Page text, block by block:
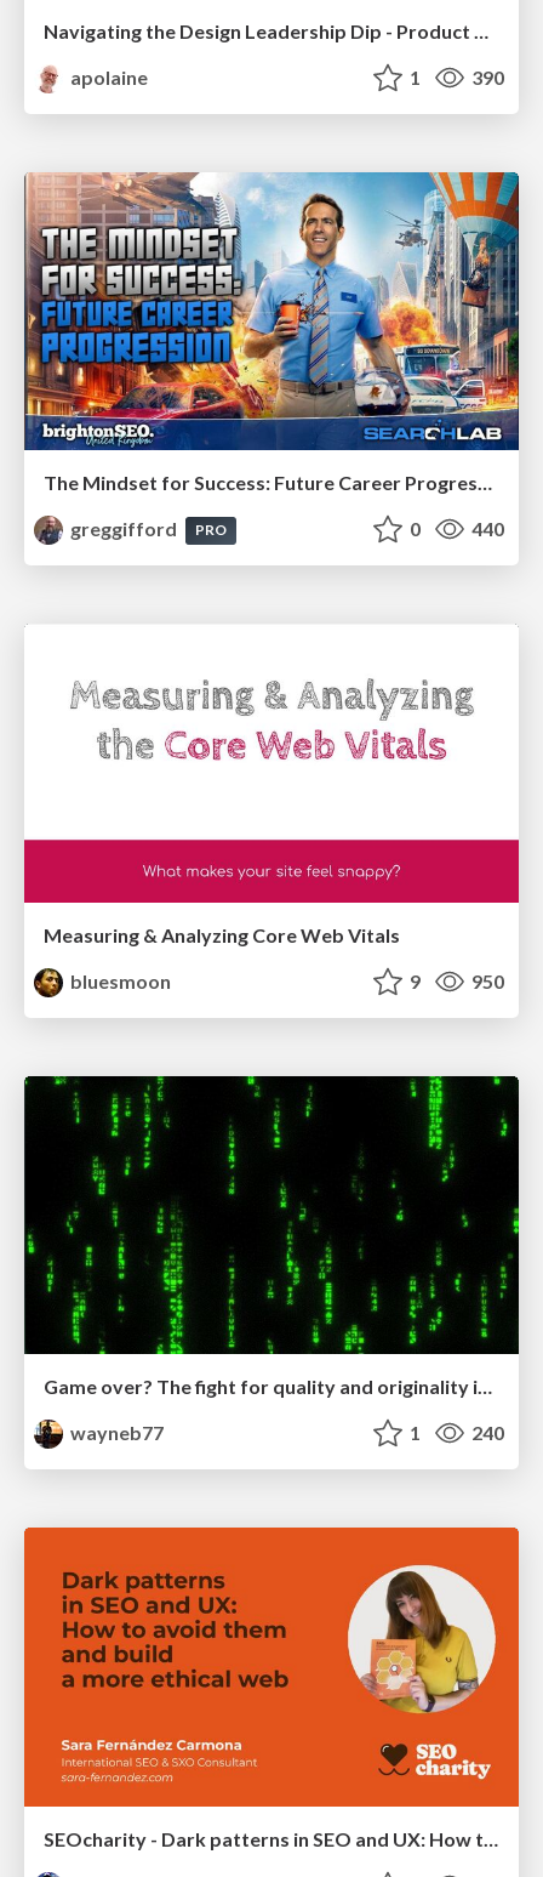
Navigating the Design Leadership Dip - Product Design Week Design Leaders+ Conference 2024
apolaine
1 390
The Mindset for Success: Future Career Progression
greggifford
PRO 0 440
Measuring & Analyzing Core Web Vitals
bluesmoon
9 950
Game over? The fight for quality and originality in the time of robots
wayneb77
1 240